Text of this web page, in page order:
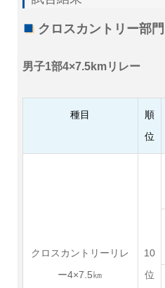
クロスカントリー部門
男子1部4×7.5kmリレー
種目
順
位
クロスカントリーリレ
ー4×7.5㎞
10
位